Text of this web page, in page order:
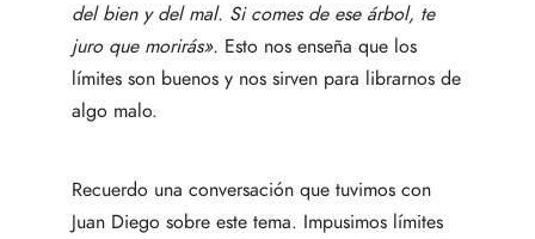
del bien y del mal. Si comes de ese árbol, te
juro que morirás». Esto nos enseña que los
límites son buenos y nos sirven para librarnos de
algo malo.
Recuerdo una conversación que tuvimos con
Juan Diego sobre este tema. Impusimos límites